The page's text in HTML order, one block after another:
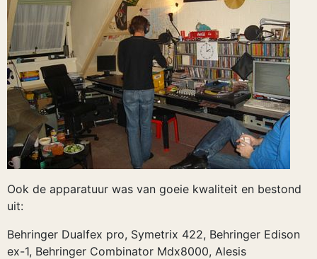
Ook de apparatuur was van goeie kwaliteit en bestond
uit:
Behringer Dualfex pro, Symetrix 422, Behringer Edison
ex-1, Behringer Combinator Mdx8000, Alesis